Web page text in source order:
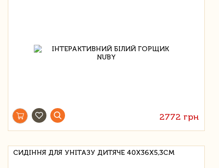
2772 грн
СИДІННЯ ДЛЯ УНІТАЗУ ДИТЯЧЕ 40Х36Х5,3СМ